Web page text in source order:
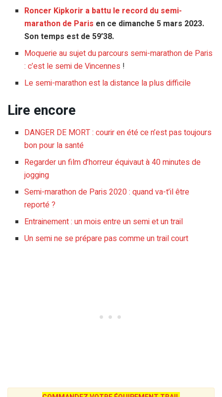
Roncer Kipkorir a battu le record du semi-
marathon de Paris en ce dimanche 5 mars 2023.
Son temps est de 59’38.
Moquerie au sujet du parcours semi-marathon de Paris
: c’est le semi de Vincennes !
Le semi-marathon est la distance la plus difficile
Lire encore
DANGER DE MORT : courir en été ce n’est pas toujours
bon pour la santé
Regarder un film d’horreur équivaut à 40 minutes de
jogging
Semi-marathon de Paris 2020 : quand va-t’il être
reporté ?
Entrainement : un mois entre un semi et un trail
Un semi ne se prépare pas comme un trail court